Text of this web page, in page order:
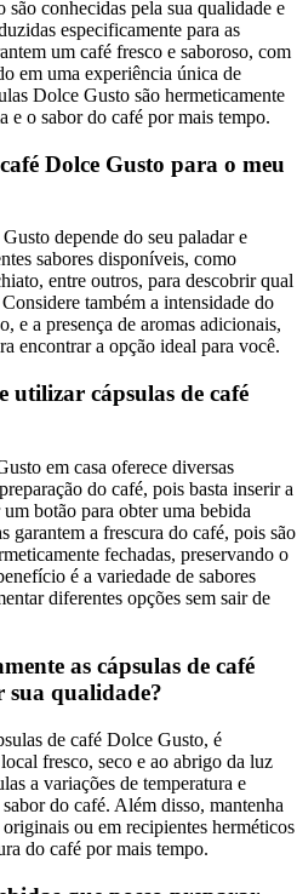
conhecidas pela sua qualidade e
especificamente para as
um café fresco e saboroso, com
em uma experiência única de
Dolce Gusto são hermeticamente
e o sabor do café por mais tempo.
Dolce Gusto para o meu
depende do seu paladar e
sabores disponíveis, como
entre outros, para descobrir qual
também a intensidade do
e a presença de aromas adicionais,
encontrar a opção ideal para você.
utilizar cápsulas de café
em casa oferece diversas
do café, pois basta inserir a
botão para obter uma bebida
garantem a frescura do café, pois são
fechadas, preservando o
é a variedade de sabores
diferentes opções sem sair de
as cápsulas de café
sua qualidade?
de café Dolce Gusto, é
fresco, seco e ao abrigo da luz
a variações de temperatura e
do café. Além disso, mantenha
originais ou em recipientes herméticos
do café por mais tempo.